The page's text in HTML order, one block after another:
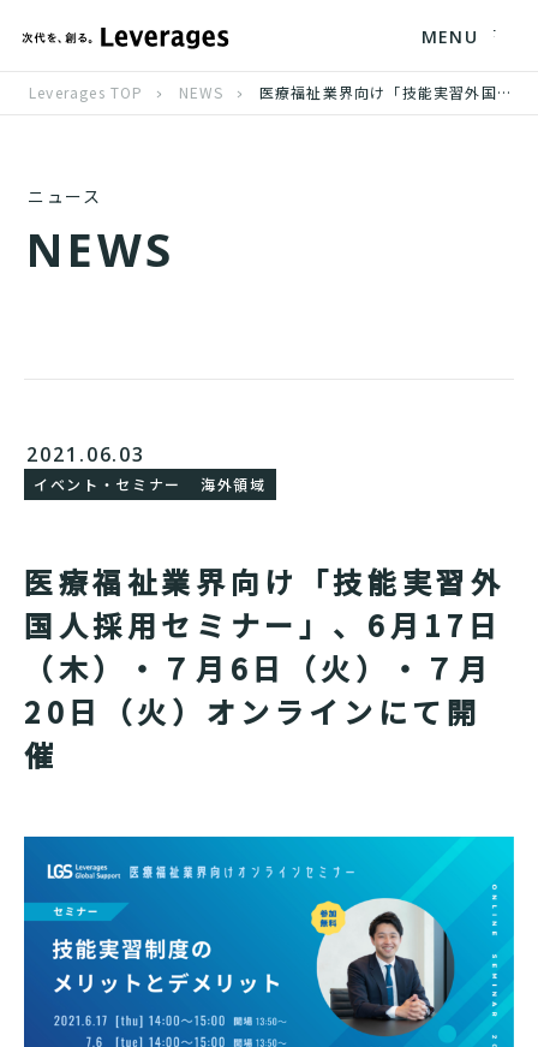
MENU
Leverages TOP NEWS 医療福祉業界向け「技能実習外国人採用セミナー」、6月17日（木）・７月6日（火）・７月20日（火）オンラインにて開催
ニュース
NEWS
2021.06.03
イベント・セミナー 海外領域
医療福祉業界向け「技能実習外
国人採用セミナー」、6月17日
（木）・７月6日（火）・７月
20日（火）オンラインにて開
催